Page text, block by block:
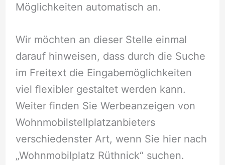
Möglichkeiten automatisch an.
Wir möchten an dieser Stelle einmal
darauf hinweisen, dass durch die Suche
im Freitext die Eingabemöglichkeiten
viel flexibler gestaltet werden kann.
Weiter finden Sie Werbeanzeigen von
Wohnmobilstellplatzanbieters
verschiedenster Art, wenn Sie hier nach
„Wohnmobilplatz Rüthnick“ suchen.